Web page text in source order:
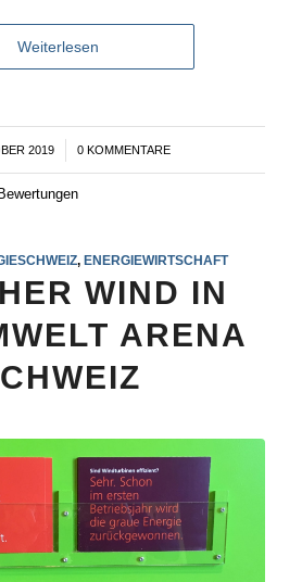
Weiterlesen
2019 0 KOMMENTARE
,ENERGIEWIRTSCHAFT
WIND IN
ARENA